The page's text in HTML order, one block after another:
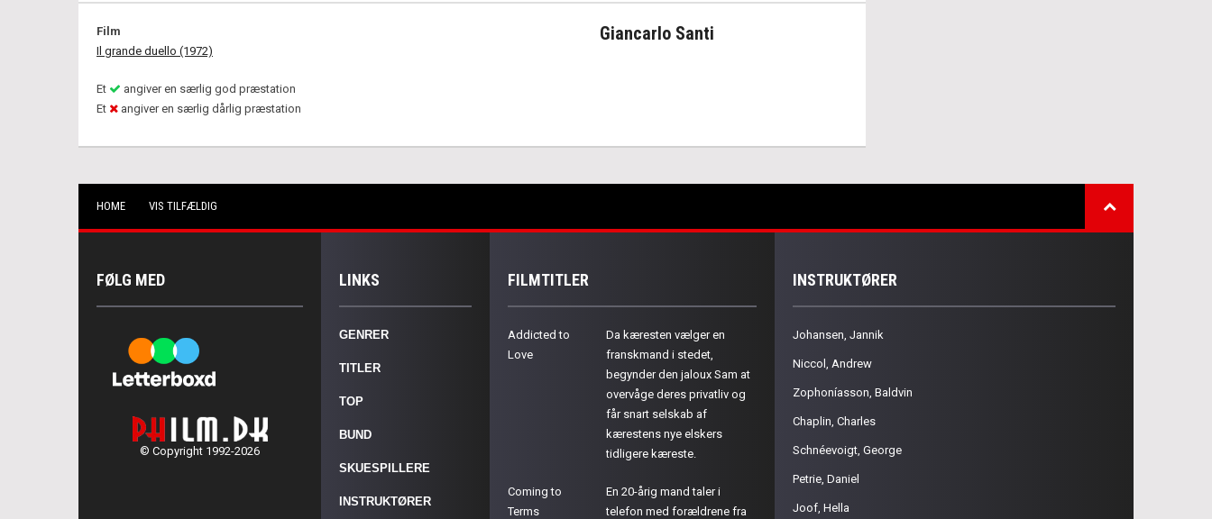
Giancarlo Santi
Film
Il grande duello (1972)
Et
angiver en særlig god præstation
Et
angiver en særlig dårlig præstation
HOME VIS TILFÆLDIG
FØLG MED
© Copyright 1992-2026
LINKS
GENRER
TITLER
TOP
BUND
SKUESPILLERE
INSTRUKTØRER
FILMTITLER
Addicted to
Love
Da kæresten vælger en
franskmand i stedet,
begynder den jaloux Sam at
overvåge deres privatliv og
får snart selskab af
kærestens nye elskers
tidligere kæreste.
Coming to
Terms
En 20-årig mand taler i
telefon med forældrene fra
INSTRUKTØRER
Johansen, Jannik
Niccol, Andrew
Zophoníasson, Baldvin
Chaplin, Charles
Schnéevoigt, George
Petrie, Daniel
Joof, Hella